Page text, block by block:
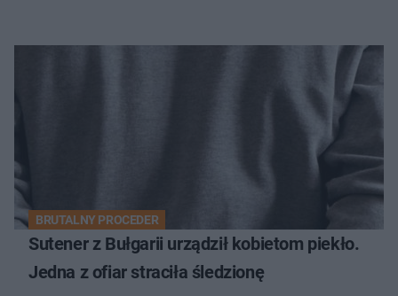
BRUTALNY PROCEDER
Sutener z Bułgarii urządził kobietom piekło.
Jedna z ofiar straciła śledzionę